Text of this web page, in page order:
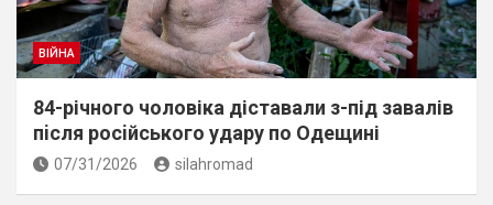
ВІЙНА
84-річного чоловіка діставали з-під завалів
пiсля росiйського удару по Одещині
07/31/2026 silahromad